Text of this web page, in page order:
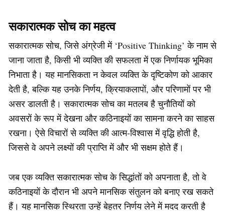
सकारात्मक सोच का महत्व
सकारात्मक सोच, जिसे अंग्रेजी में ‘Positive Thinking’ के नाम से
जाना जाता है, किसी भी व्यक्ति की सफलता में एक निर्णायक भूमिका
निभाता है। यह मानसिकता न केवल व्यक्ति के दृष्टिकोण को आकार
देती है, बल्कि यह उनके निर्णय, क्रियाकलापों, और परिणामों पर भी
असर डालती है। सकारात्मक सोच का मतलब है चुनौतियों को
अवसरों के रूप में देखना और कठिनाइयों का सामना करने का साहस
रखना। ऐसे विचारों से व्यक्ति की आत्म-विश्वास में वृद्धि होती है,
जिससे वे अपने लक्ष्यों की प्राप्ति में और भी सक्षम होते हैं।
जब एक व्यक्ति सकारात्मक सोच के सिद्धांतों को अपनाता है, तो वे
कठिनाइयों के दौरान भी अपने मानसिक संतुलन को बनाए रख सकते
हैं। यह मानसिक स्थिरता उन्हें बेहतर निर्णय लेने में मदद करती है